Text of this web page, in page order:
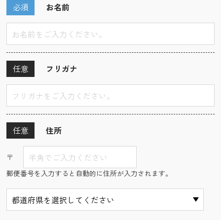
お名前
必須
フリガナ
任意
住所
任意
〒
郵便番号を入力すると自動的に住所が入力されます。